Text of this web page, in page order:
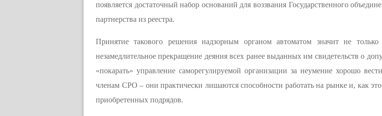
появляется достаточный набор оснований для воззвания Государственного
партнерства из реестра.
Принятие такового решения надзорным органом автоматом значит не
незамедлительное прекращение деяния всех ранее выданных им свидетельств о
«покарать» управление саморегулируемой организации за неумение хорошо
членам СРО – они практически лишаются способности работать на рынке и, как
приобретенных подрядов.